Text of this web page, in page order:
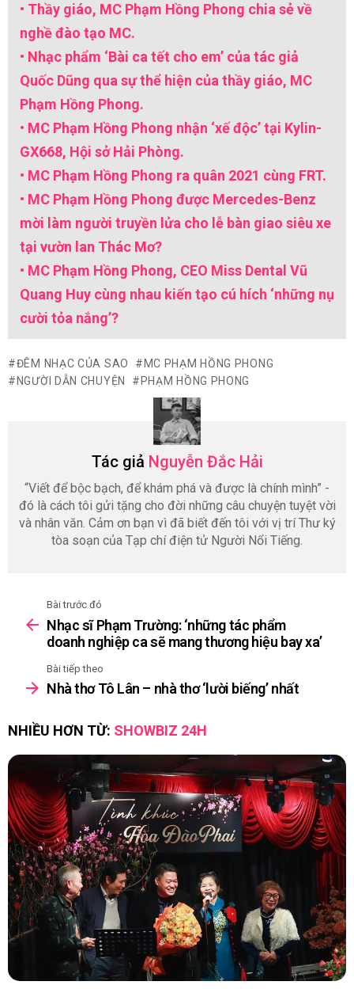
• Thầy giáo, MC Phạm Hồng Phong chia sẻ về
nghề đào tạo MC.
• Nhạc phẩm ‘Bài ca tết cho em’ của tác giả
Quốc Dũng qua sự thể hiện của thầy giáo, MC
Phạm Hồng Phong.
• MC Phạm Hồng Phong nhận ‘xế độc’ tại Kylin-
GX668, Hội sở Hải Phòng.
• MC Phạm Hồng Phong ra quân 2021 cùng FRT.
• MC Phạm Hồng Phong được Mercedes-Benz
mời làm người truyền lửa cho lễ bàn giao siêu xe
tại vườn lan Thác Mơ?
• MC Phạm Hồng Phong, CEO Miss Dental Vũ
Quang Huy cùng nhau kiến tạo cú hích ‘những nụ
cười tỏa nắng’?
ĐÊM NHẠC CỦA SAO
MC PHẠM HỒNG PHONG
NGƯỜI DẪN CHUYỆN
PHẠM HỒNG PHONG
Tác giả Nguyễn Đắc Hải
“Viết để bộc bạch, để khám phá và được là chính mình” -
đó là cách tôi gửi tặng cho đời những câu chuyện tuyệt vời
và nhân văn. Cảm ơn bạn vì đã biết đến tôi với vị trí Thư ký
tòa soạn của Tạp chí điện tử Người Nổi Tiếng.
more
Bài trước đó
Nhạc sĩ Phạm Trường: ‘những tác phẩm
doanh nghiệp ca sẽ mang thương hiệu bay xa’
Bài tiếp theo
Nhà thơ Tô Lân – nhà thơ ‘lười biếng’ nhất
NHIỀU HƠN TỪ: SHOWBIZ 24H